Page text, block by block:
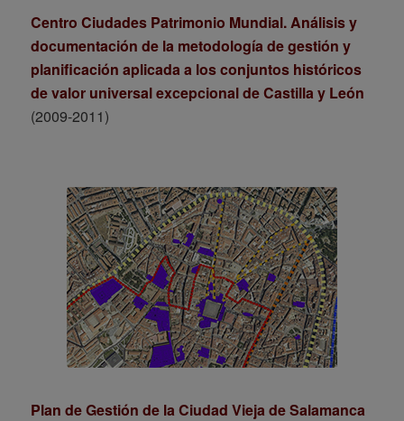
Centro Ciudades Patrimonio Mundial. Análisis y
documentación de la metodología de gestión y
planificación aplicada a los conjuntos históricos
de valor universal excepcional de Castilla y León
(2009-2011)
Plan de Gestión de la Ciudad Vieja de Salamanca